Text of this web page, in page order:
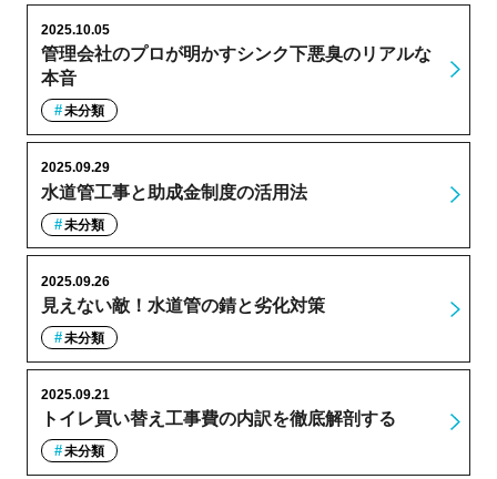
管理会社のプロが明かすシンク下悪臭のリアルな
本音
2025.10.05
未分類
水道管工事と助成金制度の活用法
2025.09.29
未分類
見えない敵！水道管の錆と劣化対策
2025.09.26
未分類
トイレ買い替え工事費の内訳を徹底解剖する
2025.09.21
未分類